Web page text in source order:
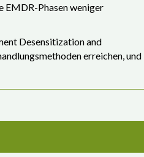
EMDR-Phasen weniger
Desensitization and
erreichen, und